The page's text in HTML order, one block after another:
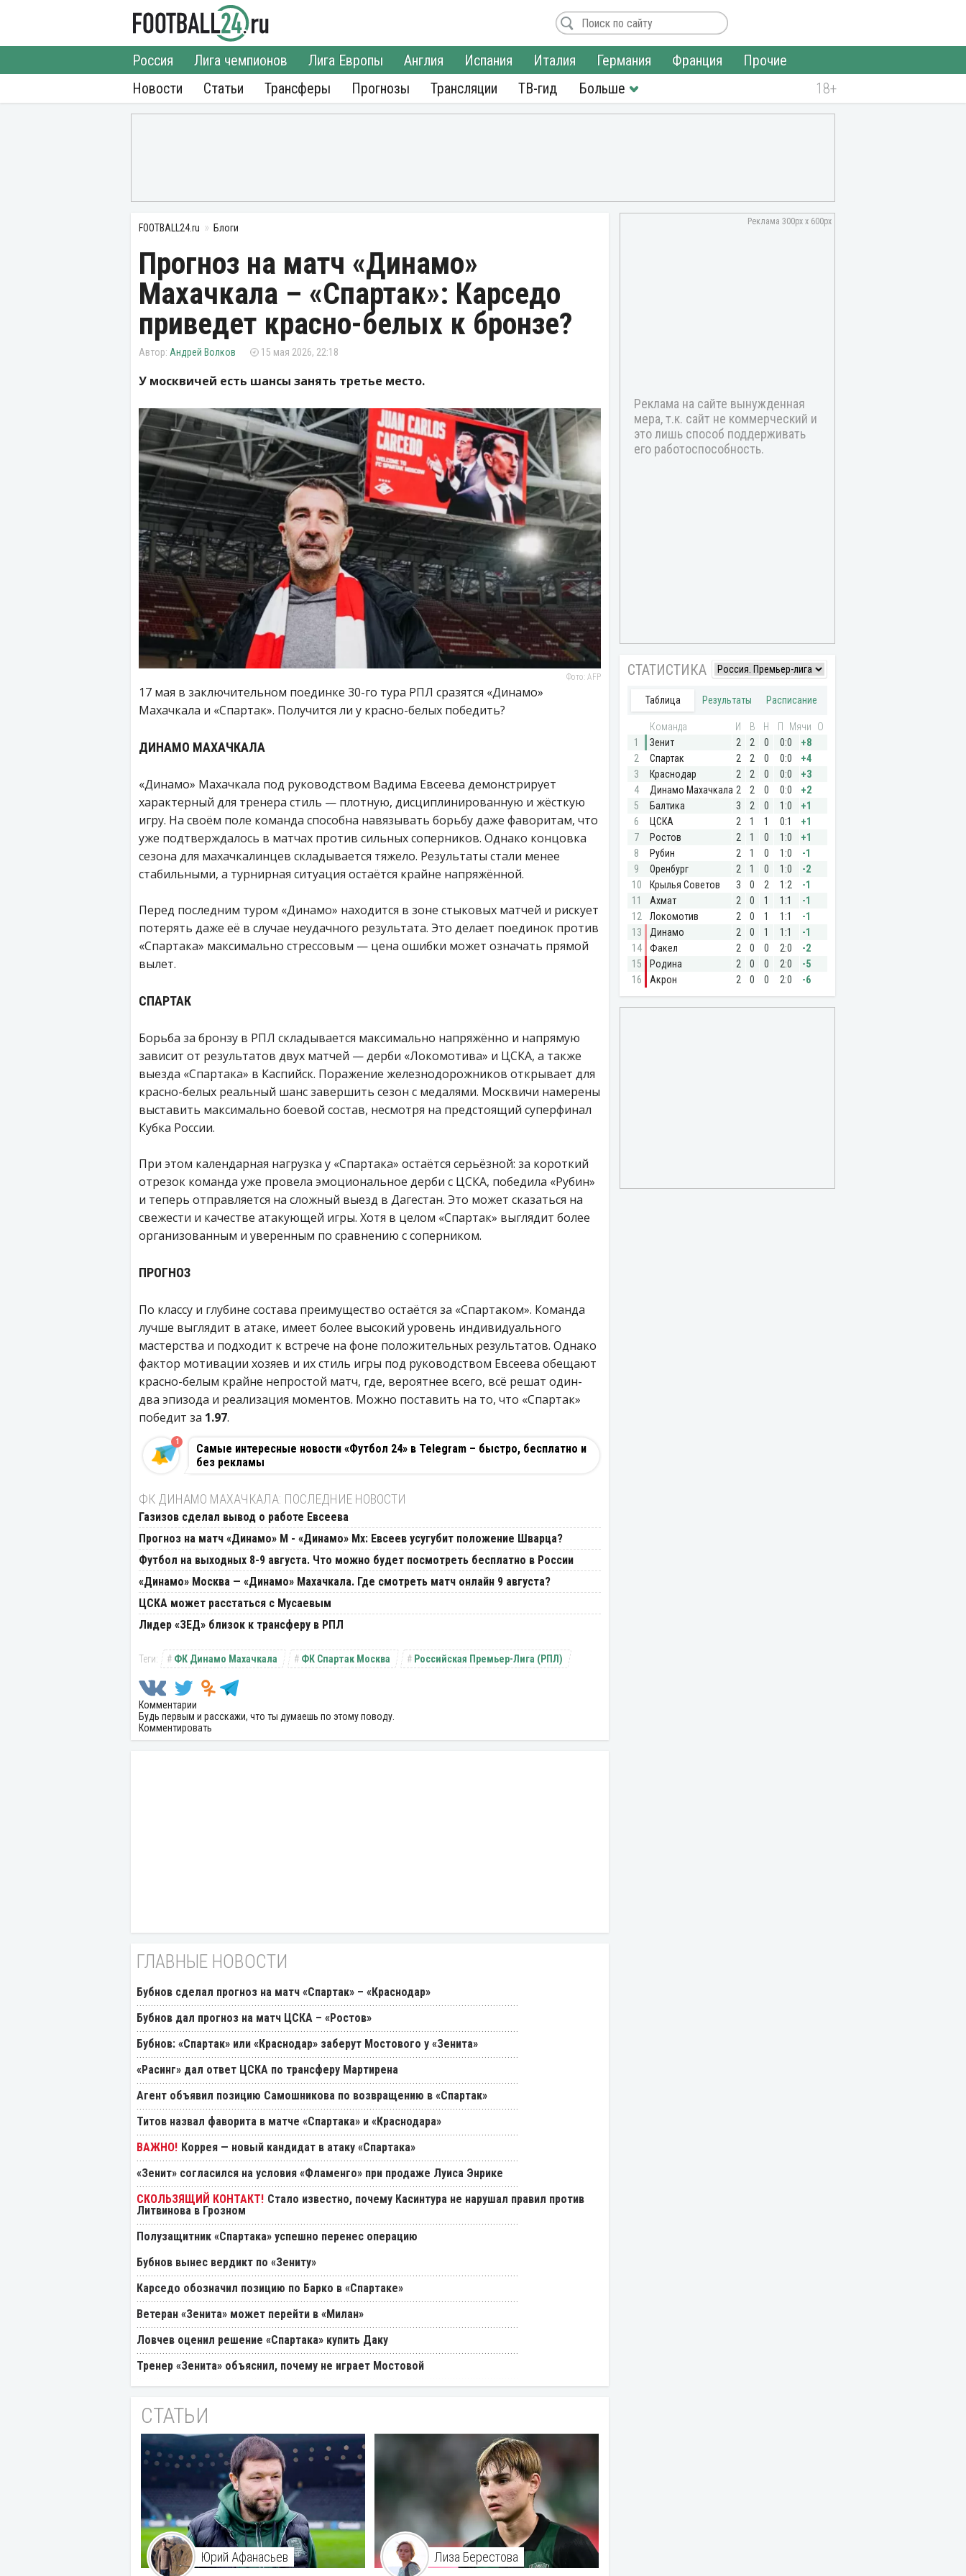
Новости
Россия Лига чемпионов Лига Европы Англия Испания Италия Германия Франция
Прочие
Статьи
Трансферы Прогнозы Трансляции ТВ-гид
FOOTBALL24.ru Блоги
Прогноз на матч «Динамо»
Махачкала – «Спартак»: Карседо
приведет красно-белых к бронзе?
Андрей Волков 15 мая 2026, 22:18
У москвичей есть шансы занять третье место.
Фото: AFP
17 мая в заключительном поединке 30-го тура РПЛ сразятся «Динамо»
Махачкала и «Спартак». Получится ли у красно-белых победить?
ДИНАМО МАХАЧКАЛА
«Динамо» Махачкала под руководством Вадима Евсеева демонстрирует
характерный для тренера стиль — плотную, дисциплинированную и жёсткую
игру. На своём поле команда способна навязывать борьбу даже фаворитам, что
уже подтверждалось в матчах против сильных соперников. Однако концовка
сезона для махачкалинцев складывается тяжело. Результаты стали менее
стабильными, а турнирная ситуация остаётся крайне напряжённой.
Перед последним туром «Динамо» находится в зоне стыковых матчей и рискует
потерять даже её в случае неудачного результата. Это делает поединок против
«Спартака» максимально стрессовым — цена ошибки может означать прямой
вылет.
СПАРТАК
Борьба за бронзу в РПЛ складывается максимально напряжённо и напрямую
зависит от результатов двух матчей — дерби «Локомотива» и ЦСКА, а также
выезда «Спартака» в Каспийск. Поражение железнодорожников открывает для
красно-белых реальный шанс завершить сезон с медалями. Москвичи намерены
выставить максимально боевой состав, несмотря на предстоящий суперфинал
Кубка России.
При этом календарная нагрузка у «Спартака» остаётся серьёзной: за короткий
отрезок команда уже провела эмоциональное дерби с ЦСКА, победила «Рубин»
и теперь отправляется на сложный выезд в Дагестан. Это может сказаться на
свежести и качестве атакующей игры. Хотя в целом «Спартак» выглядит более
организованным и уверенным по сравнению с соперником.
ПРОГНОЗ
По классу и глубине состава преимущество остаётся за «Спартаком». Команда
лучше выглядит в атаке, имеет более высокий уровень индивидуального
мастерства и подходит к встрече на фоне положительных результатов. Однако
фактор мотивации хозяев и их стиль игры под руководством Евсеева обещают
красно-белым крайне непростой матч, где, вероятнее всего, всё решат один-
два эпизода и реализация моментов. Можно поставить на то, что «Спартак»
победит за 1.97.
Самые интересные новости «Футбол 24» в Telegram – быстро, бесплатно и
без рекламы
1
ФК ДИНАМО МАХАЧКАЛА: ПОСЛЕДНИЕ НОВОСТИ
Газизов сделал вывод о работе Евсеева
Прогноз на матч «Динамо» М - «Динамо» Мх: Евсеев усугубит положение Шварца?
Футбол на выходных 8-9 августа. Что можно будет посмотреть бесплатно в России
«Динамо» Москва — «Динамо» Махачкала. Где смотреть матч онлайн 9 августа?
ЦСКА может расстаться с Мусаевым
Лидер «ЗЕД» близок к трансферу в РПЛ
ФК Динамо Махачкала ФК Спартак Москва Российская Премьер-Лига (РПЛ)
Комментарии
Будь первым и расскажи, что ты думаешь по этому поводу.
Комментировать
ГЛАВНЫЕ НОВОСТИ
Бубнов сделал прогноз на матч «Спартак» – «Краснодар»
Бубнов дал прогноз на матч ЦСКА – «Ростов»
Бубнов: «Спартак» или «Краснодар» заберут Мостового у «Зенита»
«Расинг» дал ответ ЦСКА по трансферу Мартирена
Агент объявил позицию Самошникова по возвращению в «Спартак»
Титов назвал фаворита в матче «Спартака» и «Краснодара»
Коррея — новый кандидат в атаку «Спартака»
«Зенит» согласился на условия «Фламенго» при продаже Луиса Энрике
Стало известно, почему Касинтура не нарушал правил против
Литвинова в Грозном
Полузащитник «Спартака» успешно перенес операцию
Бубнов вынес вердикт по «Зениту»
Карседо обозначил позицию по Барко в «Спартаке»
Ветеран «Зенита» может перейти в «Милан»
Ловчев оценил решение «Спартака» купить Даку
Тренер «Зенита» объяснил, почему не играет Мостовой
СТАТЬИ
Юрий Афанасьев Лиза Берестова